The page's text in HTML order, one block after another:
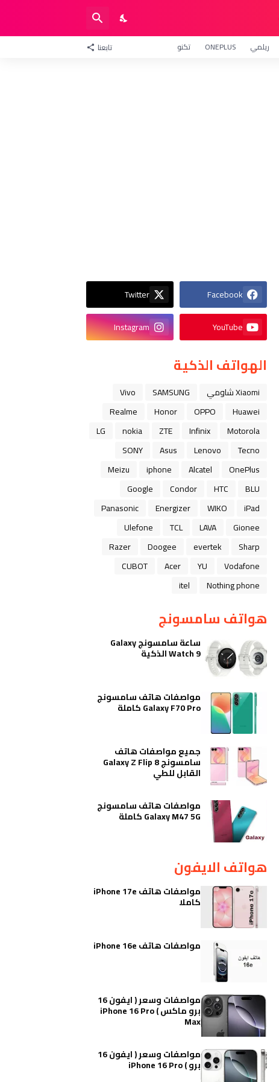
ريلمي ONEPLUS تكنو تابعنا
Facebook
Twitter
YouTube
Instagram
الهواتف الذكية
Xiaomi شاومي SAMSUNG
Vivo
Huawei
OPPO
Honor
Realme
Motorola
Infinix
ZTE
nokia
LG
Tecno
Lenovo
Asus
SONY
OnePlus
Alcatel
iphone
Meizu
BLU
HTC
Condor
Google
iPad
WIKO
Energizer
Panasonic
Gionee
LAVA
TCL
Ulefone
Sharp
evertek
Doogee
Razer
Vodafone
YU
Acer
CUBOT
Nothing phone
itel
هواتف سامسونج
ساعة سامسونج Galaxy
Watch 9 الذكية
مواصفات هاتف سامسونج
Galaxy F70 Pro كاملة
جميع مواصفات هاتف
سامسونج Galaxy Z Flip 8
القابل للطي
مواصفات هاتف سامسونج
Galaxy M47 5G كاملة
هواتف الايفون
مواصفات هاتف iPhone 17e
كاملا
مواصفات هاتف iPhone 16e
مواصفات وسعر ( ايفون 16
برو ماكس ) iPhone 16 Pro
Max
مواصفات وسعر ( ايفون 16
برو ) iPhone 16 Pro